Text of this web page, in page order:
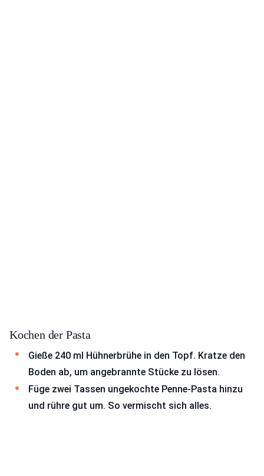
Kochen der Pasta
Gieße 240 ml Hühnerbrühe in den Topf. Kratze den
Boden ab, um angebrannte Stücke zu lösen.
Füge zwei Tassen ungekochte Penne-Pasta hinzu
und rühre gut um. So vermischt sich alles.